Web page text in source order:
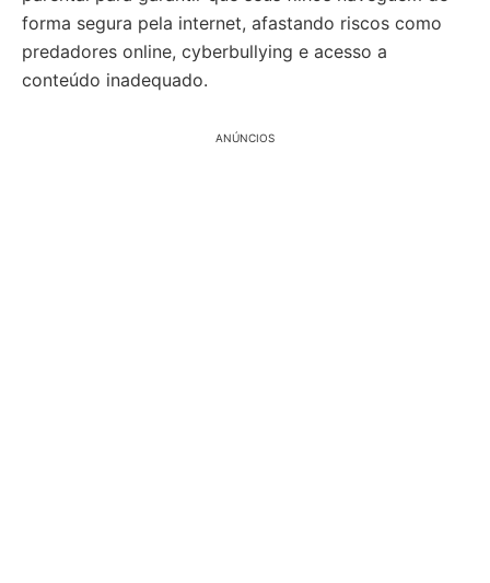
forma segura pela internet, afastando riscos como
predadores online, cyberbullying e acesso a
conteúdo inadequado.
ANÚNCIOS